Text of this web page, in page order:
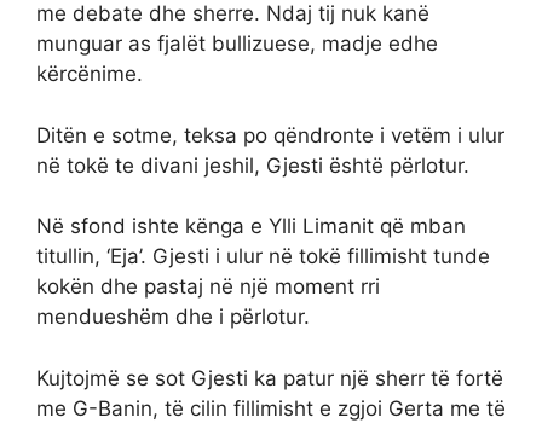
me debate dhe sherre. Ndaj tij nuk kanë
munguar as fjalët bullizuese, madje edhe
kërcënime.
Ditën e sotme, teksa po qëndronte i vetëm i ulur
në tokë te divani jeshil, Gjesti është përlotur.
Në sfond ishte kënga e Ylli Limanit që mban
titullin, ‘Eja’. Gjesti i ulur në tokë fillimisht tunde
kokën dhe pastaj në një moment rri
mendueshëm dhe i përlotur.
Kujtojmë se sot Gjesti ka patur një sherr të fortë
me G-Banin, të cilin fillimisht e zgjoi Gerta me të